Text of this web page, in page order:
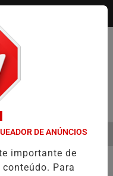
E AMPLIAMENU
DE ANÚNCIOS
importante de
Para